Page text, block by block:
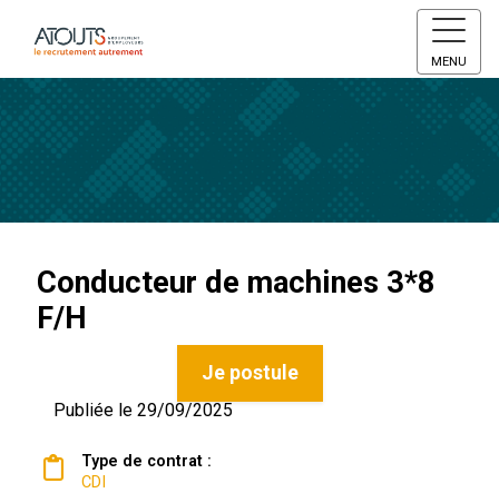
MENU
Conducteur de machines 3*8
F/H
Je postule
Publiée le 29/09/2025
Type de contrat :
CDI